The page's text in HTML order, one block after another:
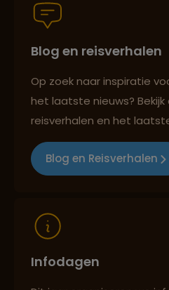
Persoonlijk en
Best beoordeelde
Blog en reisverhalen
Op zoek naar inspiratie
het laatste nieuws? Bekijk
reisverhalen en het
Blog en Reisverhalen
Infodagen